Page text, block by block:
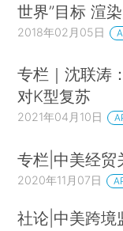
世界”目标 渲
2018年02月05日
专栏｜沈联涛
对K型复苏
2021年04月10日
专栏|中美经贸
2020年11月07日
社论|中美跨境